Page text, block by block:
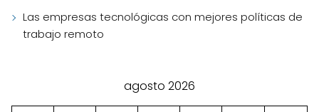
Las empresas tecnológicas con mejores políticas de
trabajo remoto
agosto 2026